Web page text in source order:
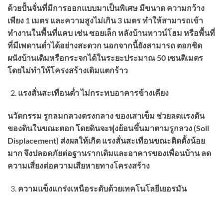
ด้วยปั้นจั่นที่มีการออกแบบมาเป็นพิเศษ มีขนาด ความกว้าง
เพียง 1 เมตร และความสูงไม่เกิน3 เมตรทำให้สามารถเข้า
ทำงานในพื้นที่แคบ เช่น ซอยเล็ก หลังบ้านทาวน์โฮม หรือพื้นที่
ที่มีเพดานต่ำได้อย่างสะดวก นอกจากนี้ยังสามารถ ตอกชิด
ผนังบ้านเดิมหรือกระจกได้ในระยะประมาณ 50 เซนติเมตร
โดยไม่ทำให้โครงสร้างเดิมแตกร้าว
แรงสั่นสะเทือนต่ำ ไม่กระทบอาคารข้างเคียง
นวัตกรรม รูกลมกลวงตรงกลางของเสาเข็ม ช่วยลดแรงดัน
ของดินในขณะตอก โดยดินจะพุ่งย้อนขึ้นมาตามรูกลวง (Soil
Displacement) ส่งผลให้เกิด แรงสั่นสะเทือนขณะติดตั้งน้อย
มาก จึงปลอดภัยต่อฐานรากเดิมและอาคารของเพื่อนบ้าน ลด
ความเสี่ยงต่อความเสียหายทางโครงสร้าง
ความแข็งแกร่งเหนือระดับด้วยเทคโนโลยีเยอรมัน